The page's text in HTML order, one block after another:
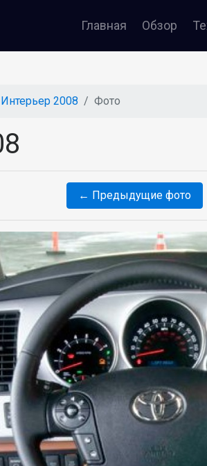
Главная Обзор
Интерьер 2008 Фото
← Предыдущие фото